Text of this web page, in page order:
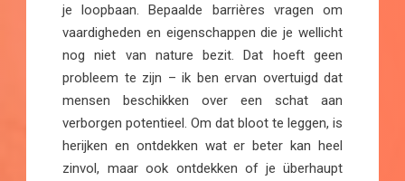
je loopbaan. Bepaalde barrières vragen om
vaardigheden en eigenschappen die je wellicht
nog niet van nature bezit. Dat hoeft geen
probleem te zijn – ik ben ervan overtuigd dat
mensen beschikken over een schat aan
verborgen potentieel. Om dat bloot te leggen, is
herijken en ontdekken wat er beter kan heel
zinvol, maar ook ontdekken of je überhaupt